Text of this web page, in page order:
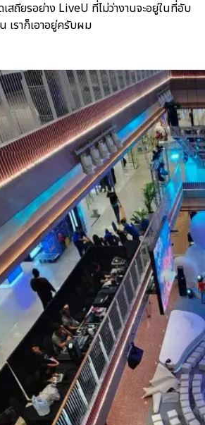
ถียรอย่าง LiveU ที่ไม่ว่างานจะอยู่ในที่อับ
ราก็เอาอยู่ครับผม